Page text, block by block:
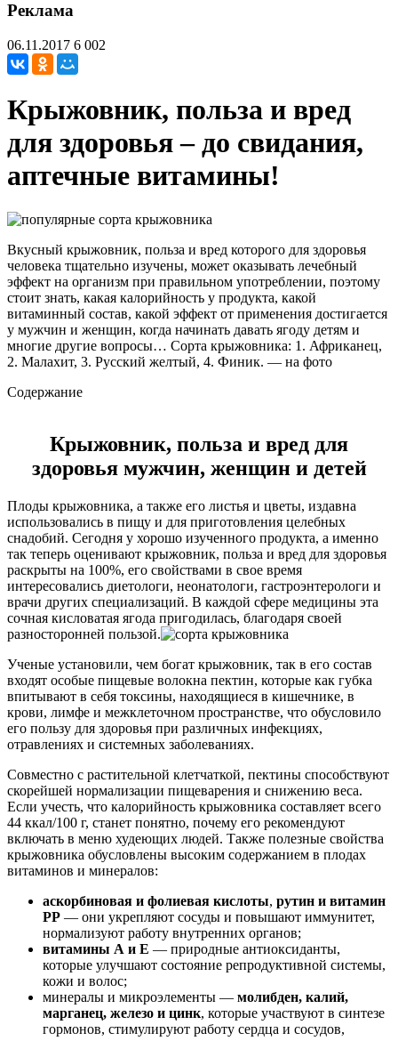
Реклама
06.11.2017 6 002
Крыжовник, польза и вред
для здоровья – до свидания,
аптечные витамины!
Вкусный крыжовник, польза и вред которого для здоровья
человека тщательно изучены, может оказывать лечебный
эффект на организм при правильном употреблении, поэтому
стоит знать, какая калорийность у продукта, какой
витаминный состав, какой эффект от применения достигается
у мужчин и женщин, когда начинать давать ягоду детям и
многие другие вопросы… Сорта крыжовника: 1. Африканец,
2. Малахит, 3. Русский желтый, 4. Финик. — на фото
Содержание
Крыжовник, польза и вред для
здоровья мужчин, женщин и детей
Плоды крыжовника, а также его листья и цветы, издавна
использовались в пищу и для приготовления целебных
снадобий. Сегодня у хорошо изученного продукта, а именно
так теперь оценивают крыжовник, польза и вред для здоровья
раскрыты на 100%, его свойствами в свое время
интересовались диетологи, неонатологи, гастроэнтерологи и
врачи других специализаций. В каждой сфере медицины эта
сочная кисловатая ягода пригодилась, благодаря своей
разносторонней пользой.
Ученые установили, чем богат крыжовник, так в его состав
входят особые пищевые волокна пектин, которые как губка
впитывают в себя токсины, находящиеся в кишечнике, в
крови, лимфе и межклеточном пространстве, что обусловило
его пользу для здоровья при различных инфекциях,
отравлениях и системных заболеваниях.
Совместно с растительной клетчаткой, пектины способствуют
скорейшей нормализации пищеварения и снижению веса.
Если учесть, что калорийность крыжовника составляет всего
44 ккал/100 г, станет понятно, почему его рекомендуют
включать в меню худеющих людей. Также полезные свойства
крыжовника обусловлены высоким содержанием в плодах
витаминов и минералов:
аскорбиновая и фолиевая кислоты, рутин и витамин
РР — они укрепляют сосуды и повышают иммунитет,
нормализуют работу внутренних органов;
витамины А и Е — природные антиоксиданты,
которые улучшают состояние репродуктивной системы,
кожи и волос;
минералы и микроэлементы — молибден, калий,
марганец, железо и цинк, которые участвуют в синтезе
гормонов, стимулируют работу сердца и сосудов,